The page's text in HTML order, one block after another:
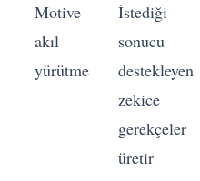
Motive
akıl
yürütme
İstediği
sonucu
destekleyen
zekice
gerekçeler
üretir